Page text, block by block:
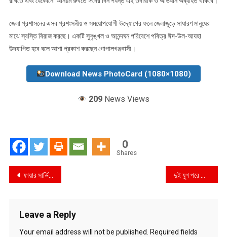
জেলা প্রশাসনের এসব প্রশংসনীয় ও সময়োপযোগী উদ্যোগের ফলে জেলাজুড়ে সাধারণ মানুষের
মাঝে স্বস্তি বিরাজ করছে। একটি সুশৃঙ্খল ও আনন্দঘন পরিবেশে পবিত্র ঈদ-উল-আযহা
উদযাপিত হবে বলে আশা প্রকাশ করছেন গোপালগঞ্জবাসী।
Download News PhotoCard (1080×1080)
209 News Views
0
Shares
Post
ফায়ার সার্ভিসের দুই কর্মচারীর বিরুদ্ধে সংবাদ প্রকাশের জেরে সাংবাদিকদের হুমকির অভিযোগ দুই যুগ পরে জোয়ার ভাটা ফিরেছে পূর্ব সুন্দরবনের আড়ুয়ারবেড় ও খড়মা খালে
Leave a Reply
Your email address will not be published. Required fields